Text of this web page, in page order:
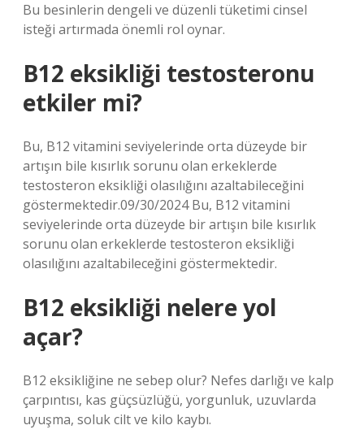
Bu besinlerin dengeli ve düzenli tüketimi cinsel
isteği artırmada önemli rol oynar.
B12 eksikliği testosteronu
etkiler mi?
Bu, B12 vitamini seviyelerinde orta düzeyde bir
artışın bile kısırlık sorunu olan erkeklerde
testosteron eksikliği olasılığını azaltabileceğini
göstermektedir.09/30/2024 Bu, B12 vitamini
seviyelerinde orta düzeyde bir artışın bile kısırlık
sorunu olan erkeklerde testosteron eksikliği
olasılığını azaltabileceğini göstermektedir.
B12 eksikliği nelere yol
açar?
B12 eksikliğine ne sebep olur? Nefes darlığı ve kalp
çarpıntısı, kas güçsüzlüğü, yorgunluk, uzuvlarda
uyuşma, soluk cilt ve kilo kaybı.